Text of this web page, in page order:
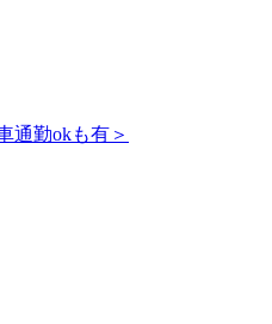
通勤okも有＞